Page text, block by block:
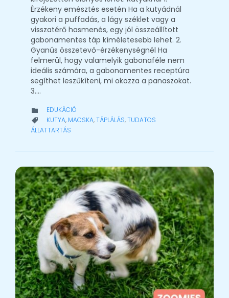
Érzékeny emésztés esetén Ha a kutyádnál
gyakori a puffadás, a lágy széklet vagy a
visszatérő hasmenés, egy jól összeállított
gabonamentes táp kíméletesebb lehet. 2.
Gyanús összetevő-érzékenységnél Ha
felmerül, hogy valamelyik gabonaféle nem
ideális számára, a gabonamentes receptúra
segíthet leszűkíteni, mi okozza a panaszokat.
3….
 CATEGORY
EDUKÁCIÓ
 CATEGORY
KUTYA, MACSKA,TÁPLÁLÁS,TUDATOS
ÁLLATTARTÁS